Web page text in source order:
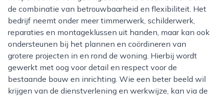
de combinatie van betrouwbaarheid en flexibiliteit. Het
bedrijf neemt onder meer timmerwerk, schilderwerk,
reparaties en montageklussen uit handen, maar kan ook
ondersteunen bij het plannen en coördineren van
grotere projecten in en rond de woning. Hierbij wordt
gewerkt met oog voor detail en respect voor de
bestaande bouw en inrichting. Wie een beter beeld wil
krijgen van de dienstverlening en werkwijze, kan via de